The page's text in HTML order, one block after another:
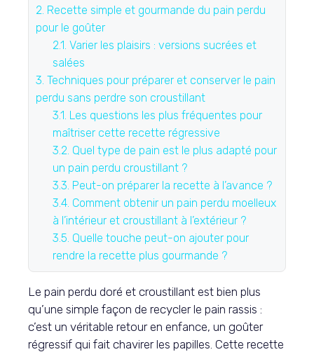
2. Recette simple et gourmande du pain perdu
pour le goûter
2.1. Varier les plaisirs : versions sucrées et
salées
3. Techniques pour préparer et conserver le pain
perdu sans perdre son croustillant
3.1. Les questions les plus fréquentes pour
maîtriser cette recette régressive
3.2. Quel type de pain est le plus adapté pour
un pain perdu croustillant ?
3.3. Peut-on préparer la recette à l’avance ?
3.4. Comment obtenir un pain perdu moelleux
à l’intérieur et croustillant à l’extérieur ?
3.5. Quelle touche peut-on ajouter pour
rendre la recette plus gourmande ?
Le pain perdu doré et croustillant est bien plus
qu’une simple façon de recycler le pain rassis :
c’est un véritable retour en enfance, un goûter
régressif qui fait chavirer les papilles. Cette recette